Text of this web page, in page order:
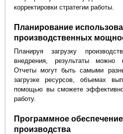
корректировки стратегии работы.
Планирование
производственных
Планируя загрузку
внедрения, результаты можно
Отчеты могут быть самыми
загрузке ресурсов, объемах
помощью вы сможете
работу.
Программное
производства